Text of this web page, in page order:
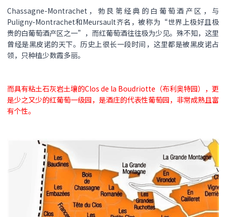
Chassagne-Montrachet，勃艮第经典的白葡萄酒产区，与
Puligny-Montrachet和Meursault齐名，被称为“世界上极好且极
贵的白葡萄酒产区之一”，而红葡萄酒往往极为少见。殊不知，这里
曾经是黑皮诺的天下。历史上很长一段时间，这里都是被黑皮诺占
领，只种植少数霞多丽。
而具有粘土石灰岩土壤的Clos de la Boudriotte（布利奥特园），更
是少之又少的红葡萄一级园，是酒庄的代表性葡萄园，非常成熟且富
有个性。